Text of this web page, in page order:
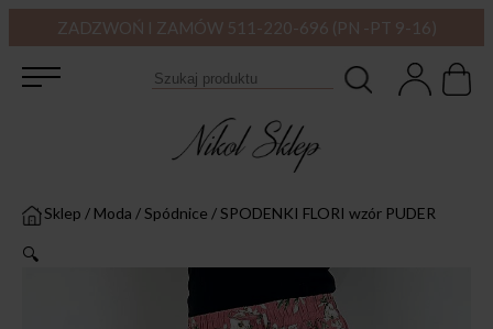
ZADZWOŃ I ZAMÓW 511-220-696 (PN -PT 9-16)
Sklep / Moda /Spódnice /SPODENKI FLORI wzór PUDER
🔍